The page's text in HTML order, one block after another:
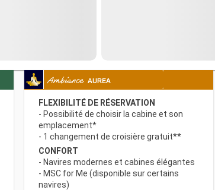
FLEXIBILITÉ DE RÉSERVATION
- Possibilité de choisir la cabine et son
emplacement*
- 1 changement de croisière gratuit**
CONFORT
- Navires modernes et cabines élégantes
- MSC for Me (disponible sur certains
navires)